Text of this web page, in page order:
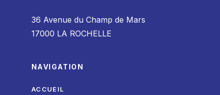
36 Avenue du Champ de Mars
17000 LA ROCHELLE
NAVIGATION
ACCUEIL